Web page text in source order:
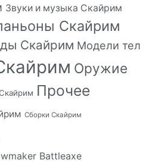
Звуки и музыка Скайрим
Скайрим
Скайрим Модели тел
Оружие
Прочее
Сборки Скайрим
Battleaxe